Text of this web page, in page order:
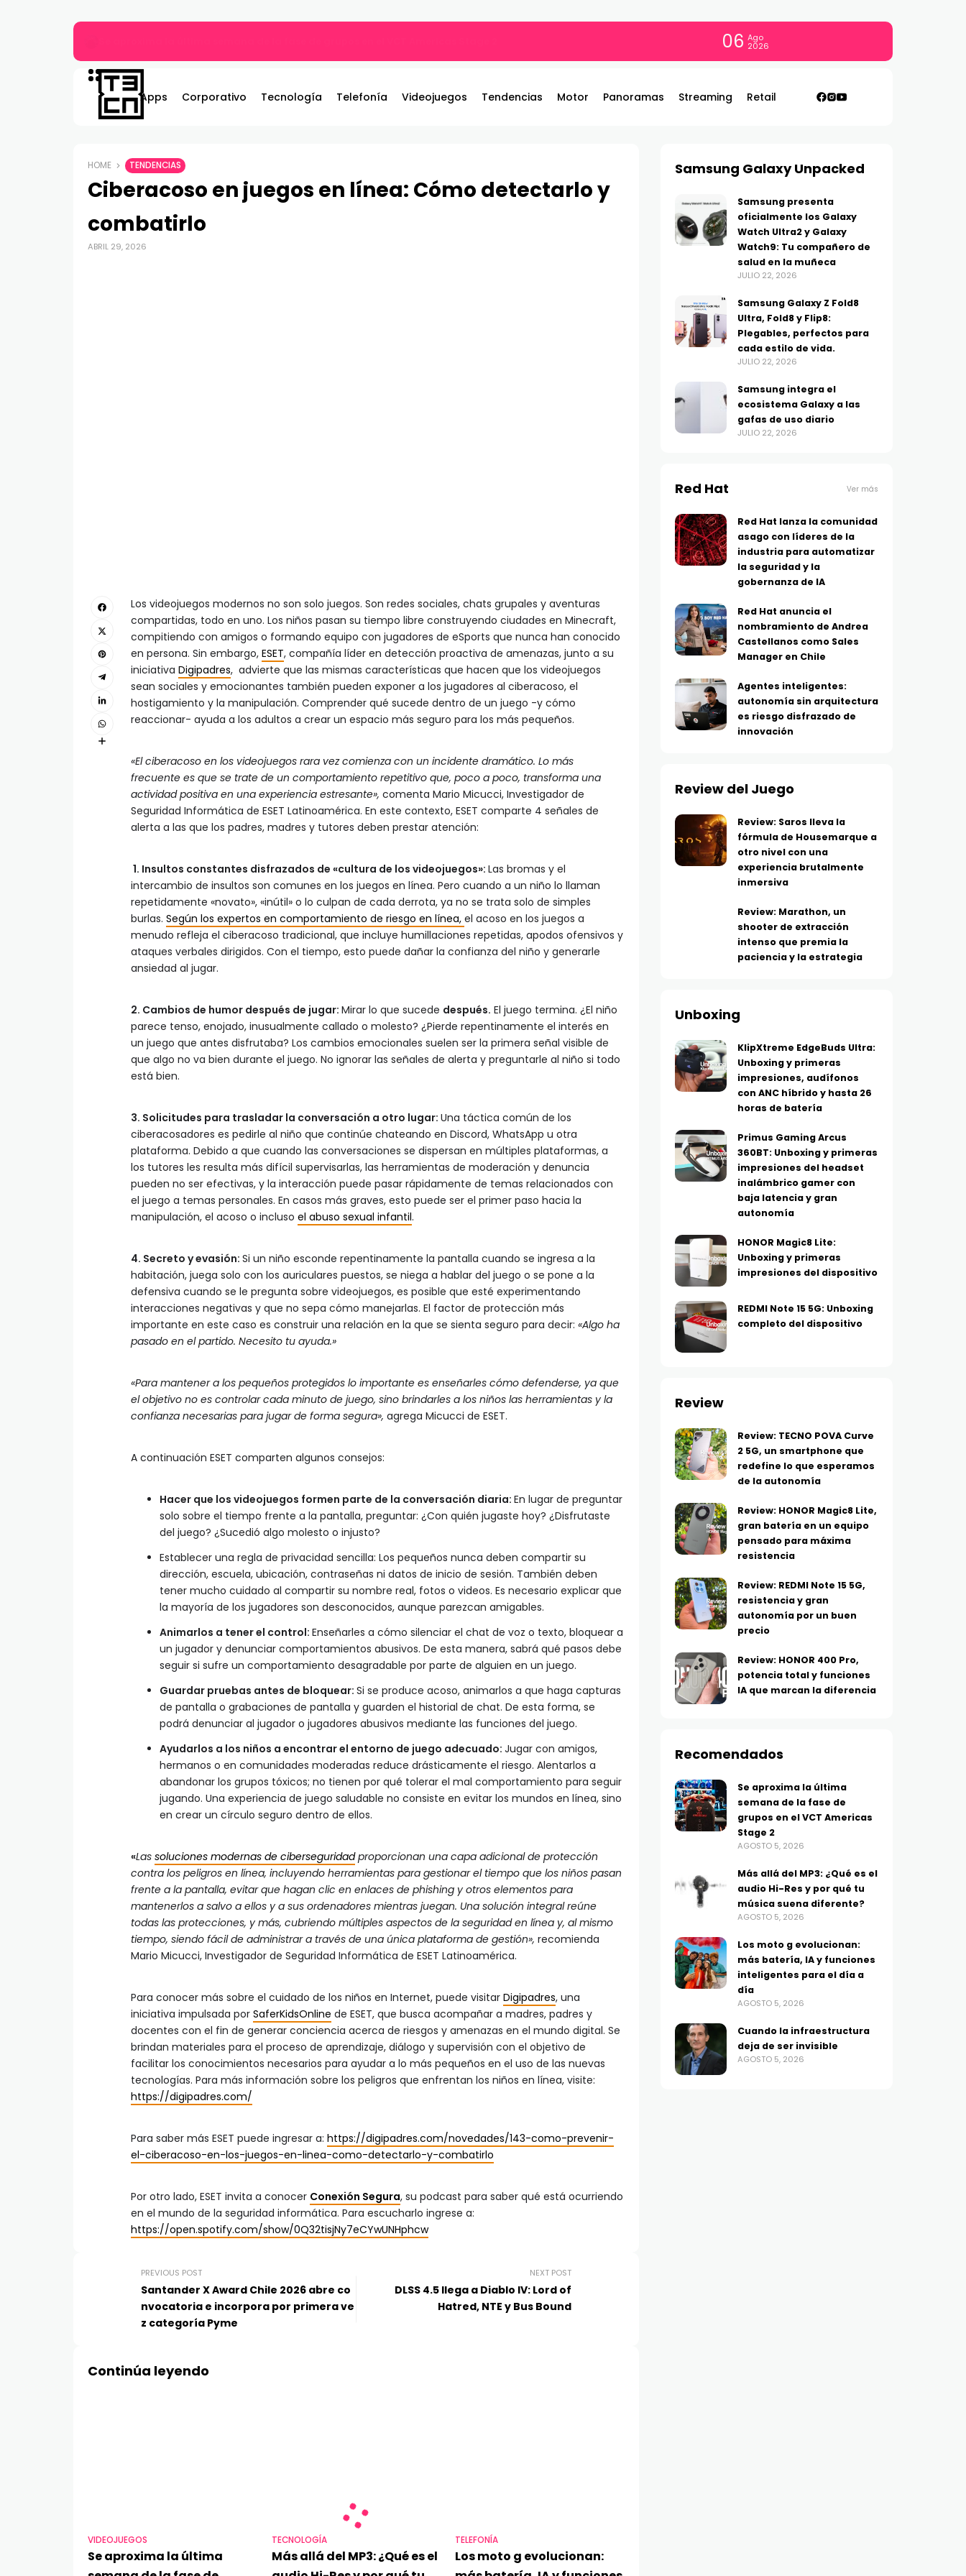
06 Ago
2026
Apps Corporativo Tecnología Telefonía Videojuegos Tendencias Motor Panoramas Streaming Retail
HOME TENDENCIAS
Ciberacoso en juegos en línea: Cómo detectarlo y
combatirlo
ABRIL 29, 2026
Los videojuegos modernos no son solo juegos. Son redes sociales, chats grupales y aventuras
compartidas, todo en uno. Los niños pasan su tiempo libre construyendo ciudades en Minecraft,
compitiendo con amigos o formando equipo con jugadores de eSports que nunca han conocido
en persona. Sin embargo, ESET, compañía líder en detección proactiva de amenazas, junto a su
iniciativa Digipadres, advierte que las mismas características que hacen que los videojuegos
sean sociales y emocionantes también pueden exponer a los jugadores al ciberacoso, el
hostigamiento y la manipulación. Comprender qué sucede dentro de un juego -y cómo
reaccionar- ayuda a los adultos a crear un espacio más seguro para los más pequeños.
«El ciberacoso en los videojuegos rara vez comienza con un incidente dramático. Lo más
frecuente es que se trate de un comportamiento repetitivo que, poco a poco, transforma una
actividad positiva en una experiencia estresante», comenta Mario Micucci, Investigador de
Seguridad Informática de ESET Latinoamérica. En este contexto, ESET comparte 4 señales de
alerta a las que los padres, madres y tutores deben prestar atención:
1. Insultos constantes disfrazados de «cultura de los videojuegos»: Las bromas y el
intercambio de insultos son comunes en los juegos en línea. Pero cuando a un niño lo llaman
repetidamente «novato», «inútil» o lo culpan de cada derrota, ya no se trata solo de simples
burlas. Según los expertos en comportamiento de riesgo en línea, el acoso en los juegos a
menudo refleja el ciberacoso tradicional, que incluye humillaciones repetidas, apodos ofensivos y
ataques verbales dirigidos. Con el tiempo, esto puede dañar la confianza del niño y generarle
ansiedad al jugar.
2. Cambios de humor después de jugar: Mirar lo que sucede después. El juego termina. ¿El niño
parece tenso, enojado, inusualmente callado o molesto? ¿Pierde repentinamente el interés en
un juego que antes disfrutaba? Los cambios emocionales suelen ser la primera señal visible de
que algo no va bien durante el juego. No ignorar las señales de alerta y preguntarle al niño si todo
está bien.
3. Solicitudes para trasladar la conversación a otro lugar: Una táctica común de los
ciberacosadores es pedirle al niño que continúe chateando en Discord, WhatsApp u otra
plataforma. Debido a que cuando las conversaciones se dispersan en múltiples plataformas, a
los tutores les resulta más difícil supervisarlas, las herramientas de moderación y denuncia
pueden no ser efectivas, y la interacción puede pasar rápidamente de temas relacionados con
el juego a temas personales. En casos más graves, esto puede ser el primer paso hacia la
manipulación, el acoso o incluso el abuso sexual infantil.
4. Secreto y evasión: Si un niño esconde repentinamente la pantalla cuando se ingresa a la
habitación, juega solo con los auriculares puestos, se niega a hablar del juego o se pone a la
defensiva cuando se le pregunta sobre videojuegos, es posible que esté experimentando
interacciones negativas y que no sepa cómo manejarlas. El factor de protección más
importante en este caso es construir una relación en la que se sienta seguro para decir: «Algo ha
pasado en el partido. Necesito tu ayuda.»
«Para mantener a los pequeños protegidos lo importante es enseñarles cómo defenderse, ya que
el objetivo no es controlar cada minuto de juego, sino brindarles a los niños las herramientas y la
confianza necesarias para jugar de forma segura», agrega Micucci de ESET.
A continuación ESET comparten algunos consejos:
Hacer que los videojuegos formen parte de la conversación diaria: En lugar de preguntar
solo sobre el tiempo frente a la pantalla, preguntar: ¿Con quién jugaste hoy? ¿Disfrutaste
del juego? ¿Sucedió algo molesto o injusto?
Establecer una regla de privacidad sencilla: Los pequeños nunca deben compartir su
dirección, escuela, ubicación, contraseñas ni datos de inicio de sesión. También deben
tener mucho cuidado al compartir su nombre real, fotos o videos. Es necesario explicar que
la mayoría de los jugadores son desconocidos, aunque parezcan amigables.
Animarlos a tener el control: Enseñarles a cómo silenciar el chat de voz o texto, bloquear a
un jugador y denunciar comportamientos abusivos. De esta manera, sabrá qué pasos debe
seguir si sufre un comportamiento desagradable por parte de alguien en un juego.
Guardar pruebas antes de bloquear: Si se produce acoso, animarlos a que haga capturas
de pantalla o grabaciones de pantalla y guarden el historial de chat. De esta forma, se
podrá denunciar al jugador o jugadores abusivos mediante las funciones del juego.
Ayudarlos a los niños a encontrar el entorno de juego adecuado: Jugar con amigos,
hermanos o en comunidades moderadas reduce drásticamente el riesgo. Alentarlos a
abandonar los grupos tóxicos; no tienen por qué tolerar el mal comportamiento para seguir
jugando. Una experiencia de juego saludable no consiste en evitar los mundos en línea, sino
en crear un círculo seguro dentro de ellos.
«Las soluciones modernas de ciberseguridadproporcionan una capa adicional de protección
contra los peligros en línea, incluyendo herramientas para gestionar el tiempo que los niños pasan
frente a la pantalla, evitar que hagan clic en enlaces de phishing y otros elementos para
mantenerlos a salvo a ellos y a sus ordenadores mientras juegan. Una solución integral reúne
todas las protecciones, y más, cubriendo múltiples aspectos de la seguridad en línea y, al mismo
tiempo, siendo fácil de administrar a través de una única plataforma de gestión», recomienda
Mario Micucci, Investigador de Seguridad Informática de ESET Latinoamérica.
Para conocer más sobre el cuidado de los niños en Internet, puede visitar Digipadres, una
iniciativa impulsada por SaferKidsOnline de ESET, que busca acompañar a madres, padres y
docentes con el fin de generar conciencia acerca de riesgos y amenazas en el mundo digital. Se
brindan materiales para el proceso de aprendizaje, diálogo y supervisión con el objetivo de
facilitar los conocimientos necesarios para ayudar a lo más pequeños en el uso de las nuevas
tecnologías. Para más información sobre los peligros que enfrentan los niños en línea, visite:
https://digipadres.com/
Para saber más ESET puede ingresar a: https://digipadres.com/novedades/143-como-prevenir-
el-ciberacoso-en-los-juegos-en-linea-como-detectarlo-y-combatirlo
Por otro lado, ESET invita a conocer Conexión Segura, su podcast para saber qué está ocurriendo
en el mundo de la seguridad informática. Para escucharlo ingrese a:
https://open.spotify.com/show/0Q32tisjNy7eCYwUNHphcw
PREVIOUS POST
Santander X Award Chile 2026 abre co
nvocatoria e incorpora por primera ve
z categoría Pyme
NEXT POST
DLSS 4.5 llega a Diablo IV: Lord of
Hatred, NTE y Bus Bound
Continúa leyendo
VIDEOJUEGOS
Se aproxima la última
TECNOLOGÍA
Más allá del MP3: ¿Qué es el
TELEFONÍA
Los moto g evolucionan:
Samsung Galaxy Unpacked
Samsung presenta
oficialmente los Galaxy
Watch Ultra2 y Galaxy
Watch9: Tu compañero de
salud en la muñeca
JULIO 22, 2026
Samsung Galaxy Z Fold8
Ultra, Fold8 y Flip8:
Plegables, perfectos para
cada estilo de vida.
JULIO 22, 2026
Samsung integra el
ecosistema Galaxy a las
gafas de uso diario
JULIO 22, 2026
Red Hat Ver más
Red Hat lanza la comunidad
asago con líderes de la
industria para automatizar
la seguridad y la
gobernanza de IA
Red Hat anuncia el
nombramiento de Andrea
Castellanos como Sales
Manager en Chile
Agentes inteligentes:
autonomía sin arquitectura
es riesgo disfrazado de
innovación
Review del Juego
Review: Saros lleva la
fórmula de Housemarque a
otro nivel con una
experiencia brutalmente
inmersiva
Review: Marathon, un
shooter de extracción
intenso que premia la
paciencia y la estrategia
Unboxing
KlipXtreme EdgeBuds Ultra:
Unboxing y primeras
impresiones, audífonos
con ANC híbrido y hasta 26
horas de batería
Primus Gaming Arcus
360BT: Unboxing y primeras
impresiones del headset
inalámbrico gamer con
baja latencia y gran
autonomía
HONOR Magic8 Lite:
Unboxing y primeras
impresiones del dispositivo
REDMI Note 15 5G: Unboxing
completo del dispositivo
Review
Review: TECNO POVA Curve
2 5G, un smartphone que
redefine lo que esperamos
de la autonomía
Review: HONOR Magic8 Lite,
gran batería en un equipo
pensado para máxima
resistencia
Review: REDMI Note 15 5G,
resistencia y gran
autonomía por un buen
precio
Review: HONOR 400 Pro,
potencia total y funciones
IA que marcan la diferencia
Recomendados
Se aproxima la última
semana de la fase de
grupos en el VCT Americas
Stage 2
AGOSTO 5, 2026
Más allá del MP3: ¿Qué es el
audio Hi-Res y por qué tu
música suena diferente?
AGOSTO 5, 2026
Los moto g evolucionan:
más batería, IA y funciones
inteligentes para el día a
día
AGOSTO 5, 2026
Cuando la infraestructura
deja de ser invisible
AGOSTO 5, 2026